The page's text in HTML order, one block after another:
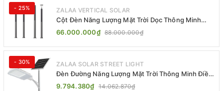
- 25% ZALAA VERTICAL SOLAR
Cột Đèn Năng Lượng Mặt Trời Dọc Thông Minh
ZSR-YYDS-360 | ZALAA Jsc
66.000.000₫ 88.000.000₫
- 30% ZALAA SOLAR STREET LIGHT
Đèn Đường Năng Lượng Mặt Trời Thông Minh Điều
Khiển MPPT ZL-GMX01 ZALAA
9.794.380₫ 14.062.870₫